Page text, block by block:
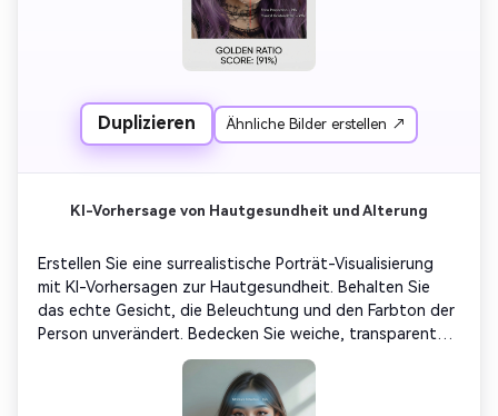
Fügen Sie eine saubere vertikale rote Mittellinie als
Symmetrierreferenz hinzu. Verwenden Sie einen
hellgrauen Hintergrund, weißen Text und eine minimale
Mitte zeigt: "Golden Schnitt Score: (XX%)" Stil: Future
Cosmetics-Technologische Visualisierung, ultra sauber
und elegant.
Duplizieren Ähnliche Bilder erstellen ↗
KI-Vorhersage von Hautgesundheit und Alterung
Erstellen Sie eine surrealistische Porträt-Visualisierung
mit KI-Vorhersagen zur Hautgesundheit. Behalten Sie
das echte Gesicht, die Beleuchtung und den Farbton der
Person unverändert. Bedecken Sie weiche, transparente
Gradientenbereiche auf Wangen, Stirn und unter den
Augen mit den Etiketten „Feuchtigkeitsretention-%“,
„Elastizitäts-%“, „UV-Schädigungsrisiko -%“, „Fortschritt